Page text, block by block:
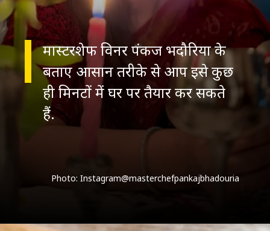
मास्टरशेफ विनर पंकज भदौरिया के
बताए आसान तरीके से आप इसे कुछ
ही मिनटों में घर पर तैयार कर सकते
हैं.
Photo: Instagram@masterchefpankajbhadouria